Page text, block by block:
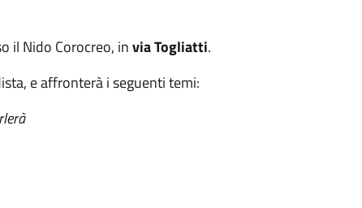
il Nido Corocreo, invia Togliatti.
e affronterà i seguenti temi: